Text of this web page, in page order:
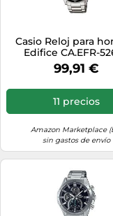
Casio Reloj para
Edifice CA.EFR-
1AVUEF Acero
99,91 €
11 precios
Amazon Marketplace
sin gastos de envío